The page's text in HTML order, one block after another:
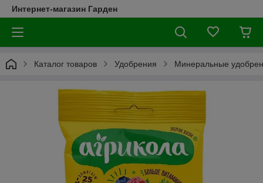
Интернет-магазин Гарден
Каталог товаров Удобрения Минеральные